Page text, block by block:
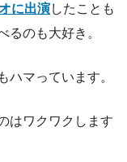
に出演したことも
のも大好き。
マっています。
はワクワクします